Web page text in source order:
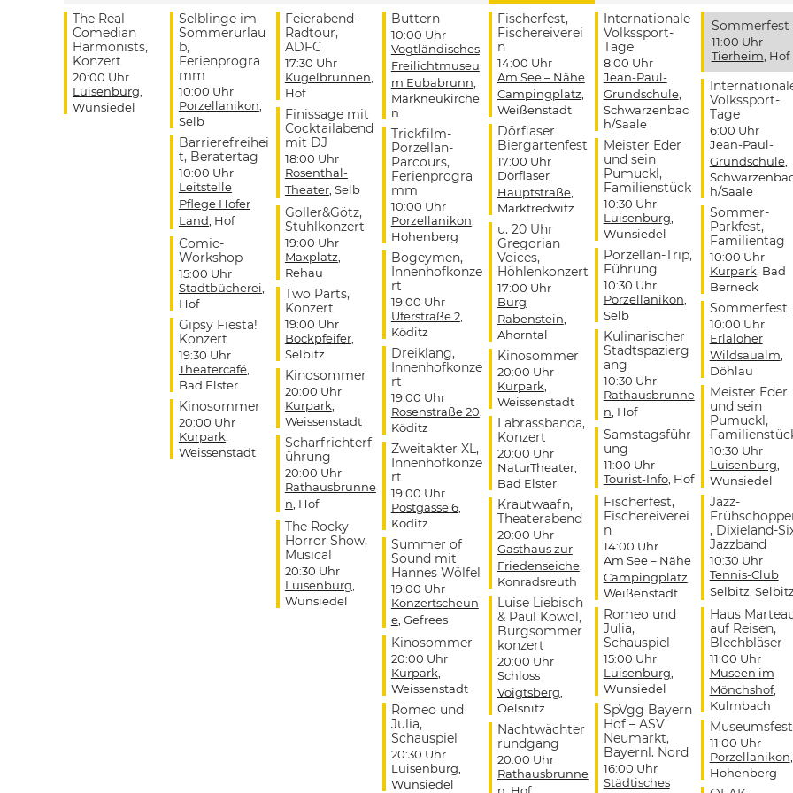
The Real
Comedian
Harmonists,
Konzert
20:00 Uhr
Luisenburg
Wunsiedel
Selblinge im
Sommerurlau
b,
Ferienprogra
mm
10:00 Uhr
Porzellanikon
Selb
Barrierefreihei
t, Beratertag
10:00 Uhr
Leitstelle
Pflege Hofer
Land , Hof
Comic-
Workshop
15:00 Uhr
Stadtbücherei
Hof
Gipsy Fiesta!
Konzert
19:30 Uhr
Theatercafé,
Bad Elster
Kinosommer
20:00 Uhr
Kurpark
Weissenstadt
Feierabend-
Radtour,
ADFC
17:30 Uhr
Kugelbrunnen
Hof
Finissage mit
Cocktailabend
mit DJ
18:00 Uhr
Rosenthal-
Theater, Selb
Goller&Götz,
Stuhlkonzert
19:00 Uhr
Maxplatz
Rehau
Two Parts,
Konzert
19:00 Uhr
Bockpfeifer,
Selbitz
Kinosommer
20:00 Uhr
Kurpark
Weissenstadt
Scharfrichterf
ührung
20:00 Uhr
Rathausbrunne
n , Hof
The Rocky
Horror Show,
Musical
20:30 Uhr
Luisenburg
Wunsiedel
Buttern
10:00 Uhr
Vogtländisches
Freilichtmuseu
m Eubabrunn
Markneukirche
n
Trickfilm-
Porzellan-
Parcours,
Ferienprogra
mm
10:00 Uhr
Porzellanikon
Hohenberg
Bogeymen,
Innenhofkonze
rt
19:00 Uhr
Uferstraße 2,
Köditz
Dreiklang,
Innenhofkonze
rt
19:00 Uhr
Rosenstraße 20
Köditz
Zweitakter XL,
Innenhofkonze
rt
19:00 Uhr
Postgasse 6,
Köditz
Summer of
Sound mit
Hannes Wölfel
19:00 Uhr
Konzertscheun
e, Gefrees
Kinosommer
20:00 Uhr
Kurpark
Weissenstadt
Romeo und
Julia,
Schauspiel
20:30 Uhr
Luisenburg
Wunsiedel
Fischerfest,
Fischereiverei
n
14:00 Uhr
Am See – Nähe
Campingplatz
Weißenstadt
Dörflaser
Biergartenfest
17:00 Uhr
Dörflaser
Hauptstraße,
Marktredwitz
u. 20 Uhr
Gregorian
Voices,
Höhlenkonzert
17:00 Uhr
Burg
Rabenstein
Ahorntal
Kinosommer
20:00 Uhr
Kurpark
Weissenstadt
Labrassbanda,
Konzert
20:00 Uhr
NaturTheater,
Bad Elster
Krautwaafn,
Theaterabend
20:00 Uhr
Gasthaus zur
Friedenseiche,
Konradsreuth
Luise Liebisch
& Paul Kowol,
Burgsommer
konzert
20:00 Uhr
Schloss
Voigtsberg
Oelsnitz
Nachtwächter
rundgang
20:00 Uhr
Rathausbrunne
Internationale
Volkssport-
Tage
8:00 Uhr
Jean-Paul-
Grundschule,
Schwarzenbac
h/Saale
Meister Eder
und sein
Pumuckl,
Familienstück
10:30 Uhr
Luisenburg
Wunsiedel
Porzellan-Trip,
Führung
10:30 Uhr
Porzellanikon
Selb
Kulinarischer
Stadtspazierg
ang
10:30 Uhr
Rathausbrunne
n , Hof
Samstagsführ
ung
11:00 Uhr
Tourist-Info, Hof
Fischerfest,
Fischereiverei
n
14:00 Uhr
Am See – Nähe
Campingplatz
Weißenstadt
Romeo und
Julia,
Schauspiel
15:00 Uhr
Luisenburg
Wunsiedel
SpVgg Bayern
Hof – ASV
Neumarkt,
Bayernl. Nord
16:00 Uhr
Städtisches
Sommerfest
11:00 Uhr
Tierheim , Hof
Volkssport-
Tage
6:00 Uhr
Jean-Paul-
Grundschule,
h/Saale
Sommer-
Parkfest,
Familientag
10:00 Uhr
Kurpark , Bad
Berneck
Sommerfest
10:00 Uhr
Erlaloher
Wildsaualm
Döhlau
Meister Eder
und sein
Pumuckl,
10:30 Uhr
Luisenburg
Wunsiedel
Jazz-
, Dixieland-
Jazzband
10:30 Uhr
Tennis-Club
Selbitz ,
Haus
auf Reisen,
Blechbläser
11:00 Uhr
Museen im
Mönchshof,
Kulmbach
Museumsfest
11:00 Uhr
Porzellanikon
Hohenberg